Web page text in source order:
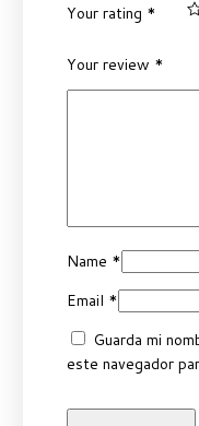
Your rating *
Your review *
Name *
Email *
Guarda mi
este navegador